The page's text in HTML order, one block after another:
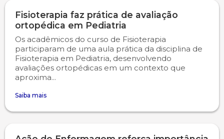
Fisioterapia faz prática de avaliação
ortopédica em Pediatria
Os acadêmicos do curso de Fisioterapia
participaram de uma aula prática da disciplina de
Fisioterapia em Pediatria, desenvolvendo
avaliações ortopédicas em um contexto que
aproxima...
Saiba mais
Sapien
Simulado Preparatório
WhatsApp Campo Real